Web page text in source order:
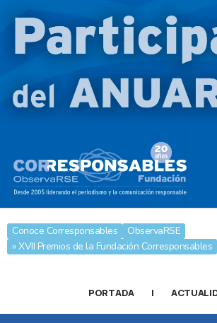
Conoce Corresponsables
ObservaRSE
» XVII Premios de la Fundación Corresponsables
PORTADA |